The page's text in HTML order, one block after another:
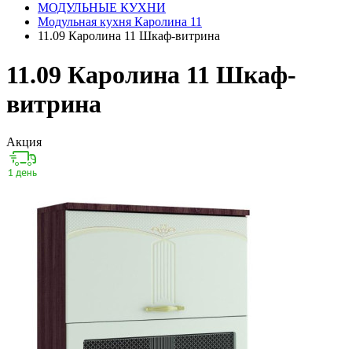
МОДУЛЬНЫЕ КУХНИ
Модульная кухня Каролина 11
11.09 Каролина 11 Шкаф-витрина
11.09 Каролина 11 Шкаф-
витрина
Акция